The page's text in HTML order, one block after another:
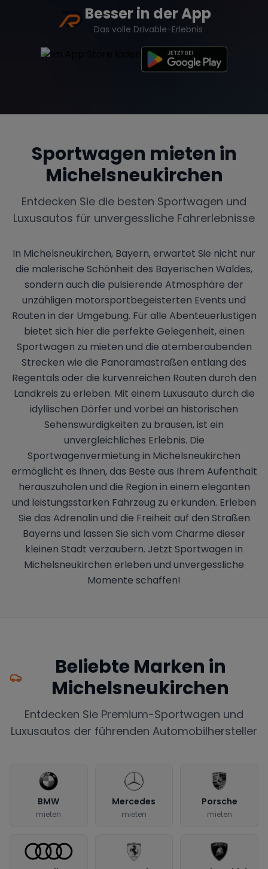
Besser in der App
Das volle Drivable-Erlebnis
Sportwagen mieten in
Michelsneukirchen
Entdecken Sie die besten Sportwagen und
Luxusautos für unvergessliche Fahrerlebnisse
In Michelsneukirchen, Bayern, erwartet Sie nicht nur
die malerische Schönheit des Bayerischen Waldes,
sondern auch die pulsierende Atmosphäre der
unzähligen motorsportbegeisterten Events und
Routen in der Umgebung. Für alle Abenteuerlustigen
bietet sich hier die perfekte Gelegenheit, einen
Sportwagen zu mieten und die atemberaubenden
Strecken wie die Panoramastraßen entlang des
Regentals oder die kurvenreichen Routen durch den
Landkreis zu erleben. Mit einem Luxusauto durch die
idyllischen Dörfer und vorbei an historischen
Sehenswürdigkeiten zu brausen, ist ein
unvergleichliches Erlebnis. Die
Sportwagenvermietung in Michelsneukirchen
ermöglicht es Ihnen, das Beste aus Ihrem Aufenthalt
herauszuholen und die Region in einem eleganten
und leistungsstarken Fahrzeug zu erkunden. Erleben
Sie das Adrenalin und die Freiheit auf den Straßen
Bayerns und lassen Sie sich vom Charme dieser
kleinen Stadt verzaubern. Jetzt Sportwagen in
Michelsneukirchen erleben und unvergessliche
Momente schaffen!
Beliebte Marken in
Michelsneukirchen
Entdecken Sie Premium-Sportwagen und
Luxusautos der führenden Automobilhersteller
BMW
mieten
Mercedes
mieten
Porsche
mieten